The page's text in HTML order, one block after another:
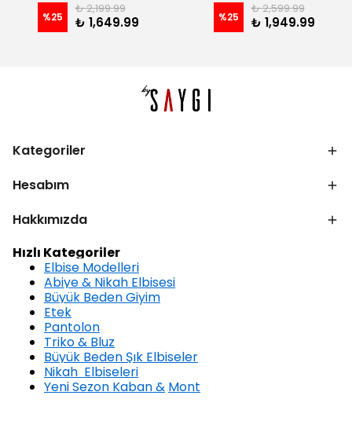
%25
₺ 2,199.99
₺ 1,649.99 %25
₺ 2,599.99
₺ 1,949.99
Kategoriler
Hesabım
Hakkımızda
Hızlı Kategoriler
Elbise Modelleri
Abiye & Nikah Elbisesi
Büyük Beden Giyim
Etek
Pantolon
Triko & Bluz
Büyük Beden Şık Elbiseler
Nikah Elbiseleri
Yeni Sezon Kaban & Mont